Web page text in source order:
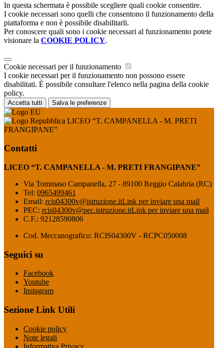
In questa schermata è possibile scegliere quali cookie consentire.
I cookie necessari sono quelli che consentono il funzionamento della
piattaforma e non è possibile disabilitarli.
Per conoscere quali sono i cookie necessari al funzionamento potete
visionare la COOKIE POLICY.
Cookie necessari per il funzionamento
I cookie necessari per il funzionamento non possono essere
disabilitati. È possibile consultare l'elenco nella pagina della cookie
policy.
Accetta tutti Salva le preferenze
LICEO “T. CAMPANELLA - M. PRETI
FRANGIPANE”
Contatti
LICEO “T. CAMPANELLA - M. PRETI FRANGIPANE”
Via Tommaso Campanella, 27 - 89100 Reggio Calabria (RC)
Tel: 0965499461
Email: rcis04300v@istruzione.itLink per inviare una mail
PEC: rcis04300v@pec.istruzione.itLink per inviare una mail
C.F.: 92128590806
Cod. Meccanografico: RCIS04300V - RCPC050008
Seguici su
Facebook
Youtube
Instagram
Sezione Link Utili
Cookie policy
Note legali
Informativa Privacy